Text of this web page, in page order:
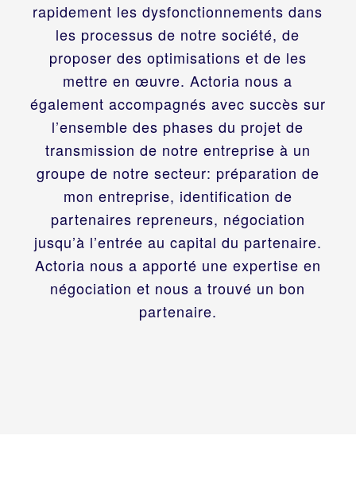
rapidement les dysfonctionnements dans
les processus de notre société, de
proposer des optimisations et de les
mettre en œuvre. Actoria nous a
également accompagnés avec succès sur
l’ensemble des phases du projet de
transmission de notre entreprise à un
groupe de notre secteur: préparation de
mon entreprise, identification de
partenaires repreneurs, négociation
jusqu’à l’entrée au capital du partenaire.
Actoria nous a apporté une expertise en
négociation et nous a trouvé un bon
partenaire.